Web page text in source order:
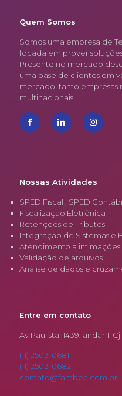
Quem Somos
Somos uma empresa de
focada em prover
Presente no mercado
uma base de clientes em
mercado, tanto empresas
multinacionais.
Nossas Atividades
SPED Fiscal , SPED
Fiscalização Eletrônica
Retenções de Tributos
Integração de Sistemas e
Atendimento a intimações
Validação de arquivos
Análise de dados e
Entre em contato
Av Paulista, 1439, andar 1, Cj
(11) 2503-0681
(11) 2503-0682
contato@fambec.com.br